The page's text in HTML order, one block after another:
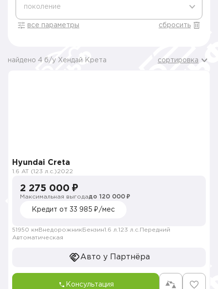
поколение
все параметры сбросить
найдено 4 б/у Хендай Крета сортировка
Hyundai Creta
1.6 AT (123 л.с.)2022
2 275 000 ₽
Максимальная выгодадо 120 000 ₽
Кредит от 33 985 ₽/мес
51950 км Внедорожник Бензин1.6 л. 123 л.с. Передний
Автоматическая
Авто у Партнёра
Консультация